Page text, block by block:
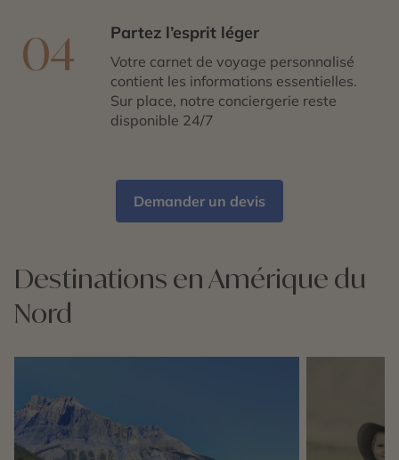
04 Partez l’esprit léger
Votre carnet de voyage personnalisé
contient les informations essentielles.
Sur place, notre conciergerie reste
disponible 24/7
Demander un devis
Destinations en Amérique du
Nord